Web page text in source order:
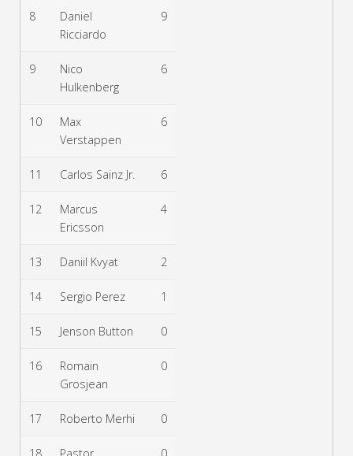
8
Daniel
Ricciardo
9
9
Nico
Hulkenberg
6
10
Max
Verstappen
6
11 Carlos Sainz Jr. 6
12
Marcus
Ericsson
4
13 Daniil Kvyat 2
14 Sergio Perez 1
15 Jenson Button 0
16
Romain
Grosjean
0
17 Roberto Merhi 0